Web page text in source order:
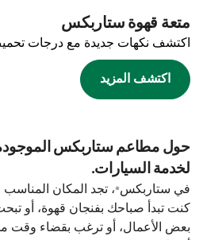
متعة قهوة ستاربكس
اكتشف نكهات جديدة مع درجات
اكتشف المزيد
حول مطاعم ستاربكس
لخدمة السيارات.
في ستاربكس®، تجد المكان
كنت تبدأ صباحك بفنجان قهوة، أو
بعض الأعمال، أو ترغب بقضاء وقت